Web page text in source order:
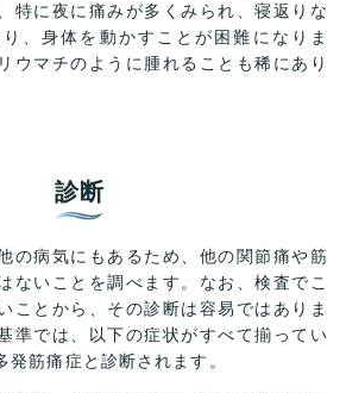
特に夜に痛みが多くみられ、寝返りな
、身体を動かすことが困難になりま
ウマチのように腫れることも稀にあり
診断
の病気にもあるため、他の関節痛や筋
ないことを調べます。なお、検査でこ
ことから、その診断は容易ではありま
準では、以下の症状がすべて揃ってい
発筋痛症と診断されます。